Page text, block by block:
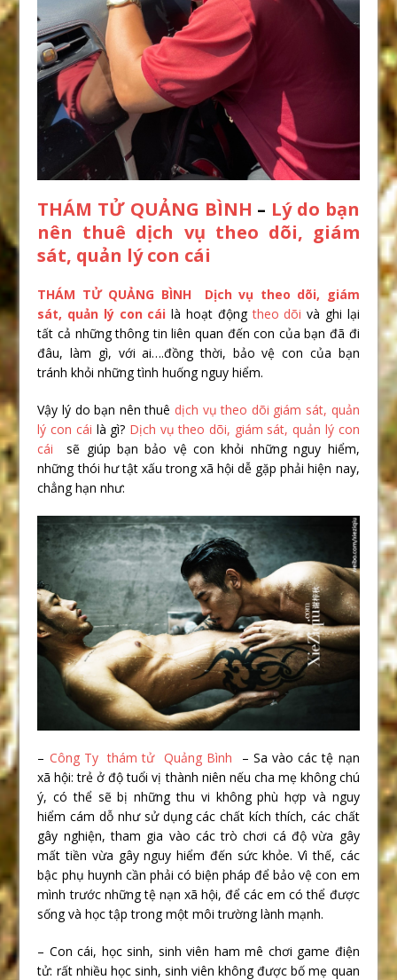
THÁM TỬ QUẢNG BÌNH – Lý do bạn
nên thuê dịch vụ theo dõi, giám
sát, quản lý con cái
THÁM TỬ QUẢNG BÌNH
Dịch vụ theo dõi, giám
sát, quản lý con cái là hoạt độngtheo dõi và ghi lại
tất cả những thông tin liên quan đến con của bạn đã đi
đâu, làm gì, với ai….đồng thời, bảo vệ con của bạn
tránh khỏi những tình huống nguy hiểm.
Vậy lý do bạn nên thuê dịch vụ theo dõi giám sát, quản
lý con cái là gì? Dịch vụ theo dõi, giám sát, quản lý con
cái
sẽ giúp bạn bảo vệ con khỏi những nguy hiểm,
những thói hư tật xấu trong xã hội dễ gặp phải hiện nay,
chẳng hạn như:
– Công Ty thám tử Quảng Bình
– Sa vào các tệ nạn
xã hội: trẻ ở độ tuổi vị thành niên nếu cha mẹ không chú
ý, có thể sẽ bị những thu vi không phù hợp và nguy
hiểm cám dỗ như sử dụng các chất kích thích, các chất
gây nghiện, tham gia vào các trò chơi cá độ vừa gây
mất tiền vừa gây nguy hiểm đến sức khỏe. Vì thế, các
bậc phụ huynh cần phải có biện pháp để bảo vệ con em
mình trước những tệ nạn xã hội, để các em có thể được
sống và học tập trong một môi trường lành mạnh.
– Con cái, học sinh, sinh viên ham mê chơi game điện
tử: rất nhiều học sinh, sinh viên không được bố mẹ quan